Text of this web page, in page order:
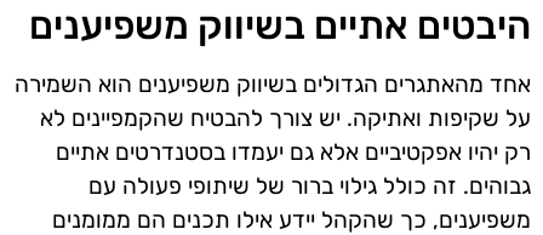
היבטים אתיים בשיווק משפיענים
אחד מהאתגרים הגדולים בשיווק משפיענים הוא השמירה
על שקיפות ואתיקה. יש צורך להבטיח שהקמפיינים לא
רק יהיו אפקטיביים אלא גם יעמדו בסטנדרטים אתיים
גבוהים. זה כולל גילוי ברור של שיתופי פעולה עם
משפיענים, כך שהקהל יידע אילו תכנים הם ממומנים